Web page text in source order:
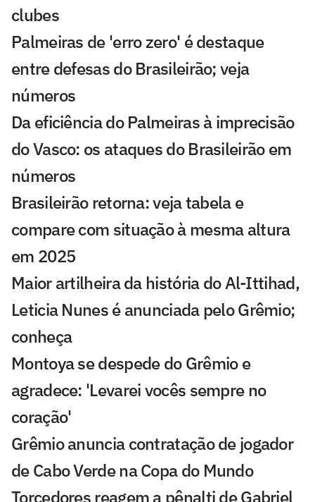
clubes
Palmeiras de 'erro zero' é destaque
entre defesas do Brasileirão; veja
números
Da eficiência do Palmeiras à imprecisão
do Vasco: os ataques do Brasileirão em
números
Brasileirão retorna: veja tabela e
compare com situação à mesma altura
em 2025
Maior artilheira da história do Al-Ittihad,
Leticia Nunes é anunciada pelo Grêmio;
conheça
Montoya se despede do Grêmio e
agradece: 'Levarei vocês sempre no
coração'
Grêmio anuncia contratação de jogador
de Cabo Verde na Copa do Mundo
Torcedores reagem a pênalti de Gabriel